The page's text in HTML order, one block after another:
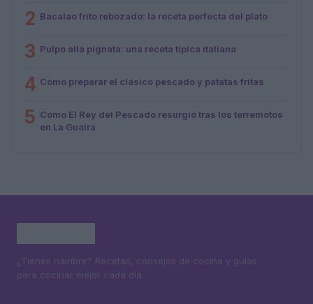
2 Bacalao frito rebozado: la receta perfecta del plato
3 Pulpo alla pignata: una receta típica italiana
4 Cómo preparar el clásico pescado y patatas fritas
5 Cómo El Rey del Pescado resurgió tras los terremotos
en La Guaira
¿Tienes hambre? Recetas, consejos de cocina y guías
para cocinar mejor cada día.